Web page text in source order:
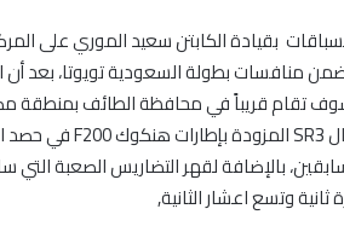
بقيادة الكابتن سعيد الموري على
منافسات بطولة السعودية تويوتا، بعد أن
سوف تقام قريباً في محافظة الطائف بمنطقة
المزودة بإطارات هنكوك
في حصد
بالإضافة لقهر التضاريس الصعبة
وتسع اعشار الثانية,